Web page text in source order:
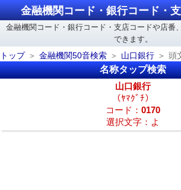
金融機関コード・銀行コード・
金融機関コード・銀行コード・支店コードや店番
できます。
トップ
金融機関50音検索 山口銀行 頭
名称タップ検索
山口銀行
（ﾔﾏｸﾞﾁ）
コード： 0170
選択文字：よ